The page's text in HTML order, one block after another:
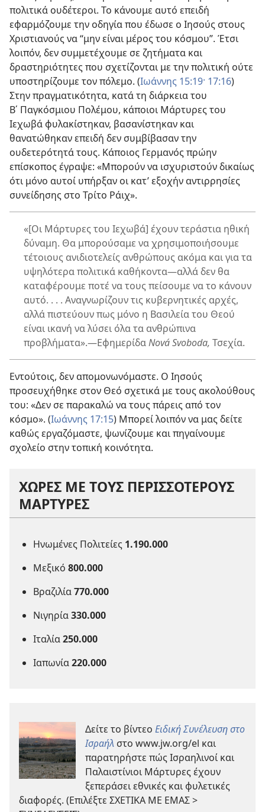
πολιτικά ουδέτεροι. Το κάνουμε αυτό επειδή
εφαρμόζουμε την οδηγία που έδωσε ο Ιησούς στους
Χριστιανούς να “μην είναι μέρος του κόσμου”. Έτσι
λοιπόν, δεν συμμετέχουμε σε ζητήματα και
δραστηριότητες που σχετίζονται με την πολιτική ούτε
υποστηρίζουμε τον πόλεμο. (Ιωάννης 15:19· 17:16)
Στην πραγματικότητα, κατά τη διάρκεια του
Β΄ Παγκόσμιου Πολέμου, κάποιοι Μάρτυρες του
Ιεχωβά φυλακίστηκαν, βασανίστηκαν και
θανατώθηκαν επειδή δεν συμβίβασαν την
ουδετερότητά τους. Κάποιος Γερμανός πρώην
επίσκοπος έγραψε: «Μπορούν να ισχυριστούν δικαίως
ότι μόνο αυτοί υπήρξαν οι κατ’ εξοχήν αντιρρησίες
συνείδησης στο Τρίτο Ράιχ».
«[Οι Μάρτυρες του Ιεχωβά] έχουν τεράστια ηθική
δύναμη. Θα μπορούσαμε να χρησιμοποιήσουμε
τέτοιους ανιδιοτελείς ανθρώπους ακόμα και για τα
υψηλότερα πολιτικά καθήκοντα—αλλά δεν θα
καταφέρουμε ποτέ να τους πείσουμε να το κάνουν
αυτό. . . . Αναγνωρίζουν τις κυβερνητικές αρχές,
αλλά πιστεύουν πως μόνο η Βασιλεία του Θεού
είναι ικανή να λύσει όλα τα ανθρώπινα
προβλήματα».—ΕφημερίδαNová Svoboda, Τσεχία.
Εντούτοις, δεν απομονωνόμαστε. Ο Ιησούς
προσευχήθηκε στον Θεό σχετικά με τους ακολούθους
του: «Δεν σε παρακαλώ να τους πάρεις από τον
κόσμο». (Ιωάννης 17:15) Μπορεί λοιπόν να μας δείτε
καθώς εργαζόμαστε, ψωνίζουμε και πηγαίνουμε
σχολείο στην τοπική κοινότητα.
ΧΩΡΕΣ ΜΕ ΤΟΥΣ ΠΕΡΙΣΣΟΤΕΡΟΥΣ
ΜΑΡΤΥΡΕΣ
Ηνωμένες Πολιτείες 1.190.000
Μεξικό 800.000
Βραζιλία770.000
Νιγηρία330.000
Ιταλία250.000
Ιαπωνία220.000
Δείτε το βίντεο Ειδική Συνέλευση στο
Ισραήλ στο www.jw.org/el και
παρατηρήστε πώς Ισραηλινοί και
Παλαιστίνιοι Μάρτυρες έχουν
ξεπεράσει εθνικές και φυλετικές
διαφορές. (Επιλέξτε ΣΧΕΤΙΚΑ ΜΕ ΕΜΑΣ >